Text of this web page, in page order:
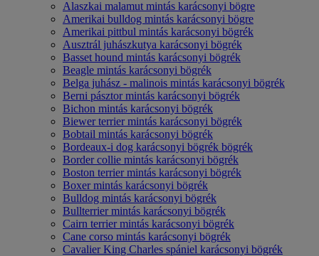
Alaszkai malamut mintás karácsonyi bögre
Amerikai bulldog mintás karácsonyi bögre
Amerikai pittbul mintás karácsonyi bögrék
Ausztrál juhászkutya karácsonyi bögrék
Basset hound mintás karácsonyi bögrék
Beagle mintás karácsonyi bögrék
Belga juhász - malinois mintás karácsonyi bögrék
Berni pásztor mintás karácsonyi bögrék
Bichon mintás karácsonyi bögrék
Biewer terrier mintás karácsonyi bögrék
Bobtail mintás karácsonyi bögrék
Bordeaux-i dog karácsonyi bögrék bögrék
Border collie mintás karácsonyi bögrék
Boston terrier mintás karácsonyi bögrék
Boxer mintás karácsonyi bögrék
Bulldog mintás karácsonyi bögrék
Bullterrier mintás karácsonyi bögrék
Cairn terrier mintás karácsonyi bögrék
Cane corso mintás karácsonyi bögrék
Cavalier King Charles spániel karácsonyi bögrék